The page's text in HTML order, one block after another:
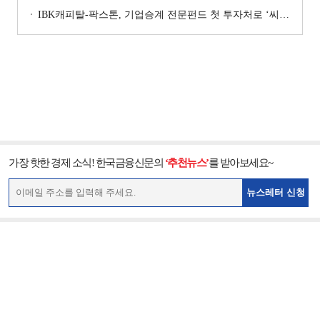
IBK캐피탈-팍스톤, 기업승계 전문펀드 첫 투자처로 ‘씨엠디기술단’ 낙점 [캐피탈사 돋보기]
가장 핫한 경제 소식! 한국금융신문의 ‘추천뉴스’를 받아보세요~
뉴스레터 신청